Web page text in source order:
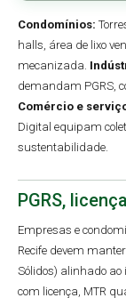
Condomínios:
halls, área de lixo
mecanizada.
demandam PGRS,
Comércio e
Digital equipam
sustentabilidade.
PGRS,
Empresas e
Recife devem manter
Sólidos) alinhado
com licença, MTR